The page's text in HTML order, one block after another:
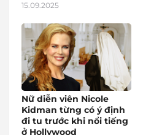
15.09.2025
Nữ diễn viên Nicole
Kidman từng có ý định
đi tu trước khi nổi tiếng
ở Hollywood